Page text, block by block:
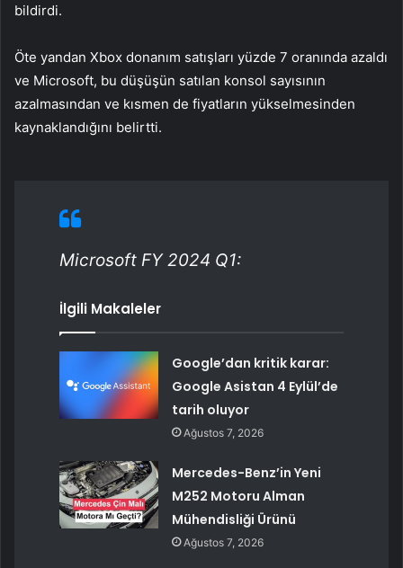
bildirdi.
Öte yandan Xbox donanım satışları yüzde 7 oranında azaldı
ve Microsoft, bu düşüşün satılan konsol sayısının
azalmasından ve kısmen de fiyatların yükselmesinden
kaynaklandığını belirtti.
Microsoft FY 2024 Q1:
İlgili Makaleler
Google’dan kritik karar:
Google Asistan 4 Eylül’de
tarih oluyor
Ağustos 7, 2026
Mercedes-Benz’in Yeni
M252 Motoru Alman
Mühendisliği Ürünü
Ağustos 7, 2026